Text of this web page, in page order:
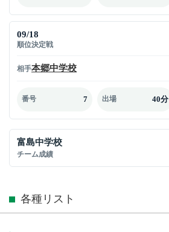
09/18
順位決定戦
相手本郷中学校
番号 7 出場 40分
富島中学校
チーム成績
各種リスト